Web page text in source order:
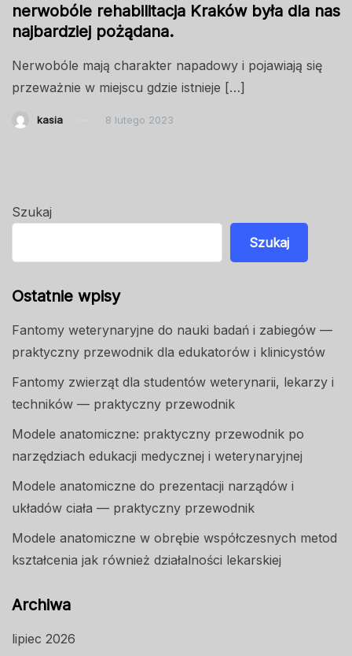
nerwobóle rehabilitacja Kraków była dla nas
najbardziej pożądana.
Nerwobóle mają charakter napadowy i pojawiają się
przeważnie w miejscu gdzie istnieje […]
kasia 8 lutego 2023
Szukaj
Szukaj
Ostatnie wpisy
Fantomy weterynaryjne do nauki badań i zabiegów —
praktyczny przewodnik dla edukatorów i klinicystów
Fantomy zwierząt dla studentów weterynarii, lekarzy i
techników — praktyczny przewodnik
Modele anatomiczne: praktyczny przewodnik po
narzędziach edukacji medycznej i weterynaryjnej
Modele anatomiczne do prezentacji narządów i
układów ciała — praktyczny przewodnik
Modele anatomiczne w obrębie współczesnych metod
kształcenia jak również działalności lekarskiej
Archiwa
lipiec 2026